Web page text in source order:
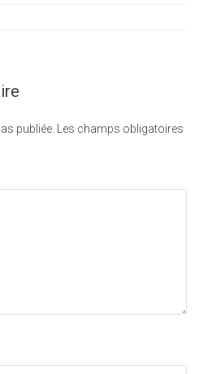
publiée. Les champs obligatoires